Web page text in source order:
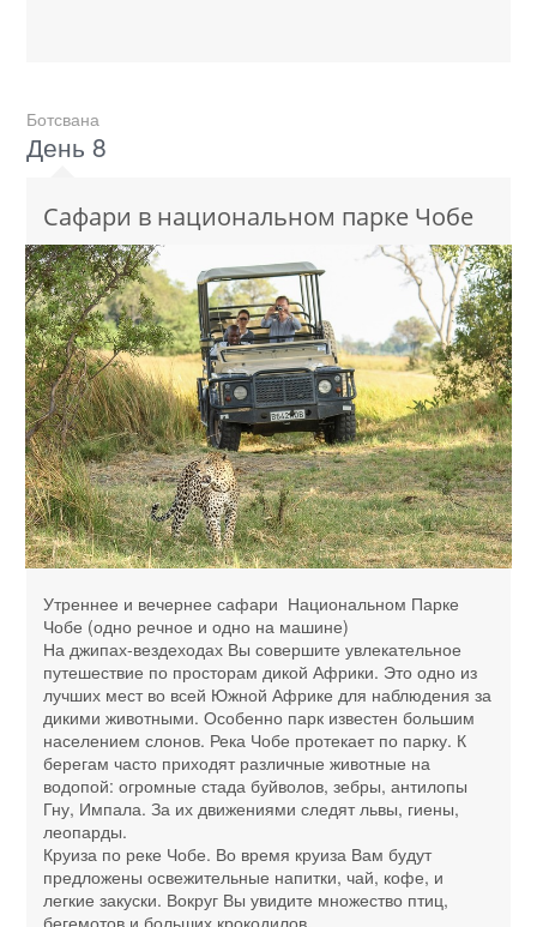
Ботсвана
День 8
Сафари в национальном парке Чобе
Утреннее и вечернее сафари Национальном Парке
Чобе (одно речное и одно на машине)
На джипах-вездеходах Вы совершите увлекательное
путешествие по просторам дикой Африки. Это одно из
лучших мест во всей Южной Африке для наблюдения за
дикими животными. Особенно парк известен большим
населением слонов. Река Чобе протекает по парку. К
берегам часто приходят различные животные на
водопой: огромные стада буйволов, зебры, антилопы
Гну, Импала. За их движениями следят львы, гиены,
леопарды.
Круиза по реке Чобе. Во время круиза Вам будут
предложены освежительные напитки, чай, кофе, и
легкие закуски. Вокруг Вы увидите множество птиц,
бегемотов и больших крокодилов.